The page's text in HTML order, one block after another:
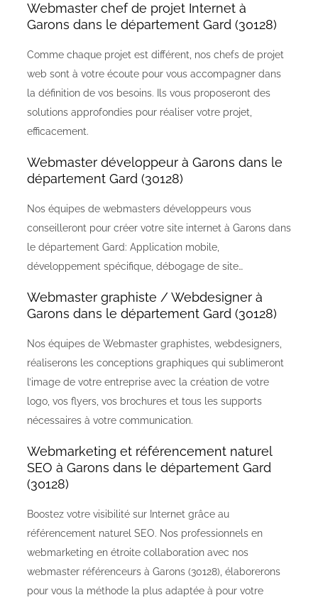
Webmaster chef de projet Internet à
Garons dans le département Gard (30128)
Comme chaque projet est différent, nos chefs de projet
web sont à votre écoute pour vous accompagner dans
la définition de vos besoins. Ils vous proposeront des
solutions approfondies pour réaliser votre projet,
efficacement.
Webmaster développeur à Garons dans le
département Gard (30128)
Nos équipes de webmasters développeurs vous
conseilleront pour créer votre site internet à Garons dans
le département Gard: Application mobile,
développement spécifique, débogage de site…
Webmaster graphiste / Webdesigner à
Garons dans le département Gard (30128)
Nos équipes de Webmaster graphistes, webdesigners,
réaliserons les conceptions graphiques qui sublimeront
l’image de votre entreprise avec la création de votre
logo, vos flyers, vos brochures et tous les supports
nécessaires à votre communication.
Webmarketing et référencement naturel
SEO à Garons dans le département Gard
(30128)
Boostez votre visibilité sur Internet grâce au
référencement naturel SEO. Nos professionnels en
webmarketing en étroite collaboration avec nos
webmaster référenceurs à Garons (30128), élaborerons
pour vous la méthode la plus adaptée à pour votre